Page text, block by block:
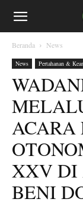
Beranda News
News Pertahanan &
ACARA
XXV DI
BENI